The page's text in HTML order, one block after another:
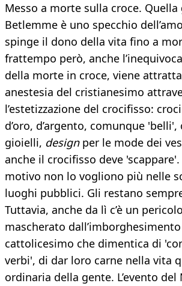
Messo a morte sulla croce.
Betlemme è uno specchio
spinge il dono della vita fino a
frattempo però, anche
della morte in croce, viene
anestesia del cristianesimo
l’estetizzazione del crocifisso:
d’oro, d’argento, comunque 'belli',
gioielli, designper le mode dei
anche il crocifisso deve
motivo non lo vogliono più nelle
luoghi pubblici. Gli restano
Tuttavia, anche da lì c’è un
mascherato
cattolicesimo che dimentica di
verbi', di dar loro carne nella vita
ordinaria della gente. L’evento